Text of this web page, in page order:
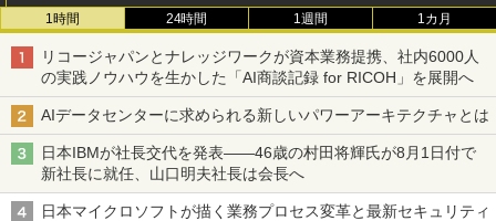
1時間 24時間 1週間 1カ月
リコージャパンとナレッジワークが資本業務提携、社内6000人
の実践ノウハウを生かした「AI商談記録 for RICOH」を展開へ
AIデータセンターに求められる新しいパワーアーキテクチャとは
日本IBMが社長交代を発表――46歳の村田将輝氏が8月1日付で
新社長に就任、山口明夫社長は会長へ
日本マイクロソフトが描く業務プロセス変革と最新セキュリティ